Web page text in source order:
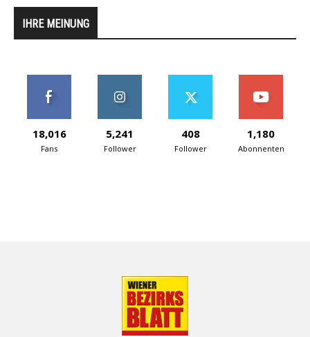
IHRE MEINUNG
18,016
Fans
5,241
Follower
408
Follower
1,180
Abonnenten